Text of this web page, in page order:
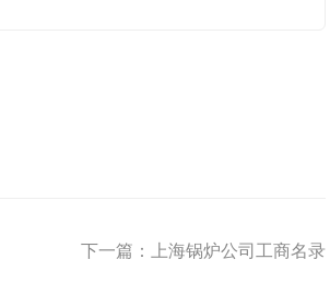
下一篇：上海锅炉公司工商名录